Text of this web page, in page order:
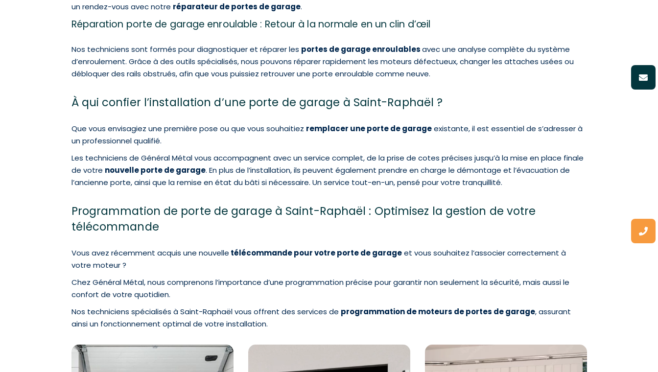
un rendez-vous avec notre réparateur de portes de garage.
Réparation porte de garage enroulable : Retour à la normale en un clin d’œil
Nos techniciens sont formés pour diagnostiquer et réparer les portes de garage enroulablesavec une analyse complète du système
d’enroulement. Grâce à des outils spécialisés, nous pouvons réparer rapidement les moteurs défectueux, changer les attaches usées ou
débloquer des rails obstrués, afin que vous puissiez retrouver une porte enroulable comme neuve.
À qui confier l’installation d’une porte de garage à Saint-Raphaël ?
Que vous envisagiez une première pose ou que vous souhaitiez remplacer une porte de garageexistante, il est essentiel de s’adresser à
un professionnel qualifié.
Les techniciens de Général Métal vous accompagnent avec un service complet, de la prise de cotes précises jusqu’à la mise en place finale
de votre nouvelle porte de garage. En plus de l’installation, ils peuvent également prendre en charge le démontage et l’évacuation de
l’ancienne porte, ainsi que la remise en état du bâti si nécessaire. Un service tout-en-un, pensé pour votre tranquillité.
Programmation de porte de garage à Saint-Raphaël : Optimisez la gestion de votre
télécommande
Vous avez récemment acquis une nouvelle télécommande pour votre porte de garageet vous souhaitez l’associer correctement à
votre moteur ?
Chez Général Métal, nous comprenons l’importance d’une programmation précise pour garantir non seulement la sécurité, mais aussi le
confort de votre quotidien.
Nos techniciens spécialisés à Saint-Raphaël vous offrent des services de programmation de moteurs de portes de garage, assurant
ainsi un fonctionnement optimal de votre installation.